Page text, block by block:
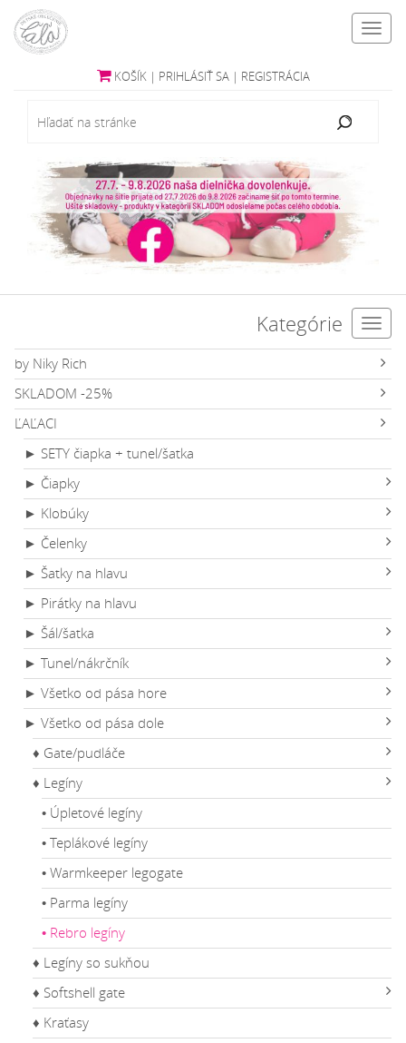
KOŠÍK | PRIHLÁSIŤ SA | REGISTRÁCIA
Kategórie
by Niky Rich
SKLADOM -25%
ĽAĽACI
► SETY čiapka + tunel/šatka
► Čiapky
► Klobúky
► Čelenky
► Šatky na hlavu
► Pirátky na hlavu
► Šál/šatka
► Tunel/nákrčník
► Všetko od pása hore
► Všetko od pása dole
♦ Gate/pudláče
♦ Legíny
• Úpletové legíny
• Teplákové legíny
• Warmkeeper legogate
• Parma legíny
• Rebro legíny
♦ Legíny so sukňou
♦ Softshell gate
♦ Kraťasy